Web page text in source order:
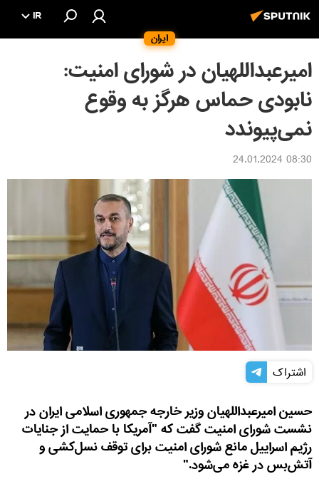
ایران
IR
امیرعبداللهیان در شورای امنیت:
نابودی حماس هرگز به وقوع
نمی‌پیوندد
08:30 24.01.2024
اشتراک
حسین امیرعبداللهیان وزیر خارجه جمهوری اسلامی ایران در
نشست شورای امنیت گفت که "آمریکا با حمایت از جنایات
رژیم اسراییل مانع شورای امنیت برای توقف نسل‌کشی و
آتش‌بس در غزه می‌شود."